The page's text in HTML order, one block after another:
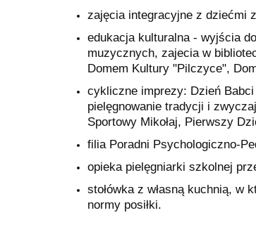
zajęcia integracyjne z dziećmi
edukacja kulturalna - wyjścia
muzycznych, zajecia w
Domem Kultury "Pilczyce",
cykliczne imprezy: Dzień
pielęgnowanie tradycji i
Sportowy Mikołaj, Pierwszy
filia Poradni Psychologiczno-
opieka pielęgniarki szkolnej
stołówka z własną kuchnią, w
normy posiłki.